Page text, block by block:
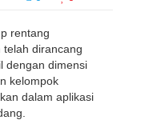
rentang
dirancang
dengan dimensi
kelompok
dalam aplikasi